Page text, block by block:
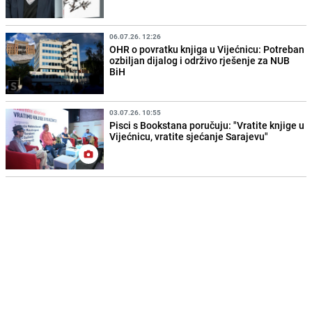
06.07.26. 12:26
OHR o povratku knjiga u Vijećnicu: Potreban
ozbiljan dijalog i održivo rješenje za NUB
BiH
03.07.26. 10:55
Pisci s Bookstana poručuju: "Vratite knjige u
Vijećnicu, vratite sjećanje Sarajevu"